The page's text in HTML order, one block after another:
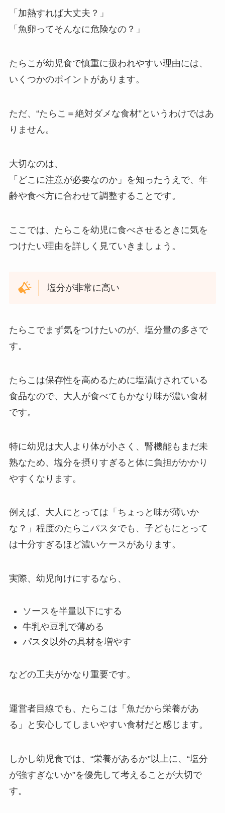
「加熱すれば大丈夫？」
「魚卵ってそんなに危険なの？」
たらこが幼児食で慎重に扱われやすい理由には、
いくつかのポイントがあります。
ただ、“たらこ＝絶対ダメな食材”というわけではあ
りません。
大切なのは、
「どこに注意が必要なのか」を知ったうえで、年
齢や食べ方に合わせて調整することです。
ここでは、たらこを幼児に食べさせるときに気を
つけたい理由を詳しく見ていきましょう。
塩分が非常に高い
たらこでまず気をつけたいのが、塩分量の多さで
す。
たらこは保存性を高めるために塩漬けされている
食品なので、大人が食べてもかなり味が濃い食材
です。
特に幼児は大人より体が小さく、腎機能もまだ未
熟なため、塩分を摂りすぎると体に負担がかかり
やすくなります。
例えば、大人にとっては「ちょっと味が薄いか
な？」程度のたらこパスタでも、子どもにとって
は十分すぎるほど濃いケースがあります。
実際、幼児向けにするなら、
ソースを半量以下にする
牛乳や豆乳で薄める
パスタ以外の具材を増やす
などの工夫がかなり重要です。
運営者目線でも、たらこは「魚だから栄養があ
る」と安心してしまいやすい食材だと感じます。
しかし幼児食では、“栄養があるか”以上に、“塩分
が強すぎないか”を優先して考えることが大切で
す。